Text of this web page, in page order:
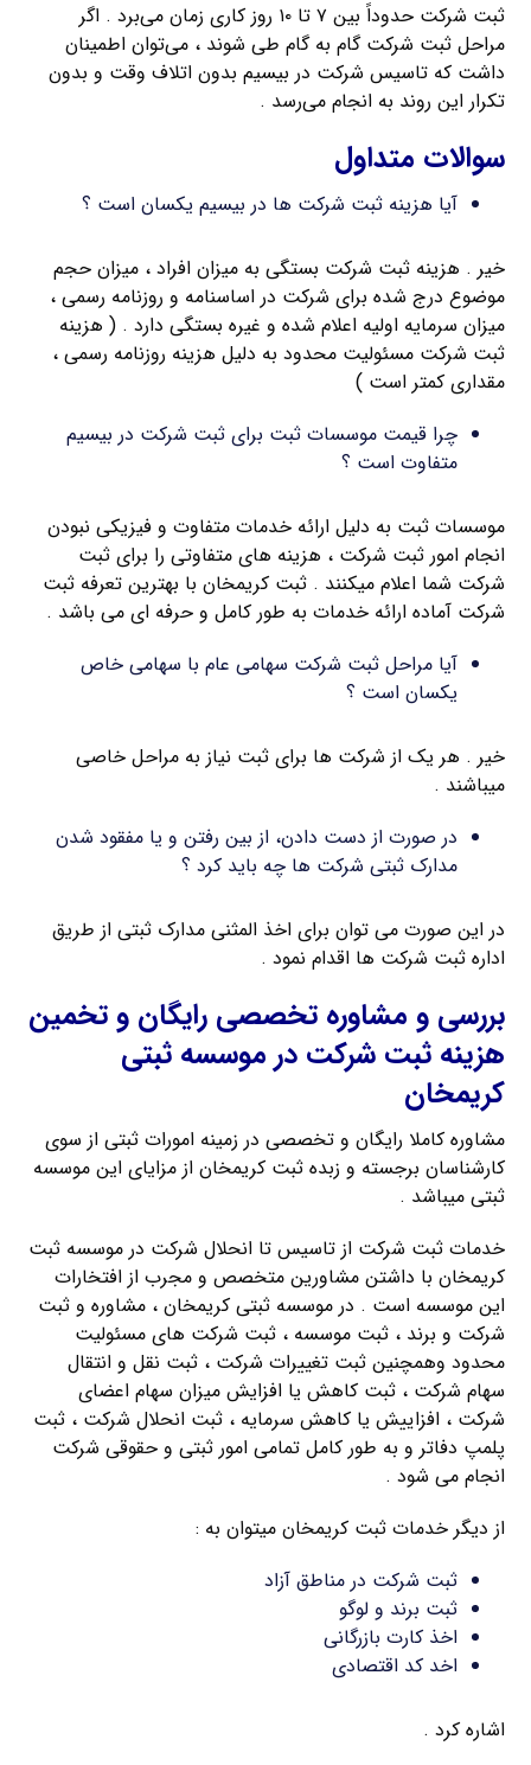
ثبت شرکت حدوداً بین ۷ تا ۱۰ روز کاری زمان می‌برد . اگر
مراحل ثبت شرکت گام به گام طی شوند ، می‌توان اطمینان
داشت که تاسیس شرکت در بیسیم بدون اتلاف وقت و بدون
تکرار این روند به انجام می‌رسد .
سوالات متداول
آیا هزینه ثبت شرکت ها در بیسیم یکسان است ؟
خیر . هزینه ثبت شرکت بستگی به میزان افراد ، میزان حجم
موضوع درج شده برای شرکت در اساسنامه و روزنامه رسمی ،
میزان سرمایه اولیه اعلام شده و غیره بستگی دارد . ( هزینه
ثبت شرکت مسئولیت محدود به دلیل هزینه روزنامه رسمی ،
مقداری کمتر است )
چرا قیمت موسسات ثبت برای ثبت شرکت در بیسیم
متفاوت است ؟
موسسات ثبت به دلیل ارائه خدمات متفاوت و فیزیکی نبودن
انجام امور ثبت شرکت ، هزینه های متفاوتی را برای ثبت
شرکت شما اعلام میکنند . ثبت کریمخان با بهترین تعرفه ثبت
شرکت آماده ارائه خدمات به طور کامل و حرفه ای می باشد .
آیا مراحل ثبت شرکت سهامی عام با سهامی خاص
یکسان است ؟
خیر . هر یک از شرکت ها برای ثبت نیاز به مراحل خاصی
میباشند .
در صورت از دست دادن، از بین رفتن و یا مفقود شدن
مدارک ثبتی شرکت ها چه باید کرد ؟
در این صورت می توان برای اخذ المثنی مدارک ثبتی از طریق
اداره ثبت شرکت ها اقدام نمود .
بررسی و مشاوره تخصصی رایگان و تخمین
هزینه ثبت شرکت در موسسه ثبتی
کریمخان
مشاوره کاملا رایگان و تخصصی در زمینه امورات ثبتی از سوی
کارشناسان برجسته و زبده ثبت کریمخان از مزایای این موسسه
ثبتی میباشد .
خدمات ثبت شرکت از تاسیس تا انحلال شرکت در موسسه ثبت
کریمخان با داشتن مشاورین متخصص و مجرب از افتخارات
این موسسه است . در موسسه ثبتی کریمخان ، مشاوره و ثبت
شرکت و برند ، ثبت موسسه ، ثبت شرکت های مسئولیت
محدود وهمچنین ثبت تغییرات شرکت ، ثبت نقل و انتقال
سهام شرکت ، ثبت کاهش یا افزایش میزان سهام اعضای
شرکت ، افزاییش یا کاهش سرمایه ، ثبت انحلال شرکت ، ثبت
پلمپ دفاتر و به طور کامل تمامی امور ثبتی و حقوقی شرکت
انجام می شود .
از دیگر خدمات ثبت کریمخان میتوان به :
ثبت شرکت در مناطق آزاد
ثبت برند و لوگو
اخذ کارت بازرگانی
اخد کد اقتصادی
اشاره کرد .